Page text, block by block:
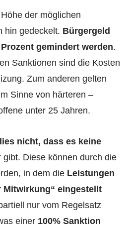
der möglichen
hin gedeckelt. Bürgergeld
gemindert werden.
Sanktionen sind die Kosten
Zum anderen gelten
Sinne von härteren –
unter 25 Jahren.
nicht, dass es keine
gibt. Diese können durch die
in dem die Leistungen
Mitwirkung“ eingestellt
nur vom Regelsatz
einer 100% Sanktion